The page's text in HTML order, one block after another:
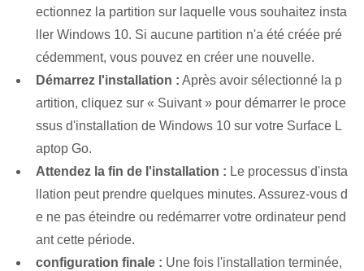
ectionnez la partition sur laquelle vous souhaitez insta
ller Windows 10. Si aucune partition n'a été créée pré
cédemment, vous pouvez en créer une nouvelle.
Démarrez l'installation : Après avoir sélectionné la p
artition, cliquez sur « Suivant » pour démarrer le proce
ssus d'installation de Windows 10 sur votre Surface L
aptop Go.
Attendez la fin de l'installation : Le processus d'insta
llation peut prendre quelques minutes. Assurez-vous d
e ne pas éteindre ou redémarrer votre ordinateur pend
ant cette période.
configuration finale : Une fois l'installation terminée,